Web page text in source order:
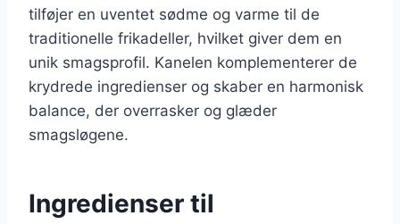
tilføjer en uventet sødme og varme til de
traditionelle frikadeller, hvilket giver dem en
unik smagsprofil. Kanelen komplementerer de
krydrede ingredienser og skaber en harmonisk
balance, der overrasker og glæder
smagsløgene.
Ingredienser til